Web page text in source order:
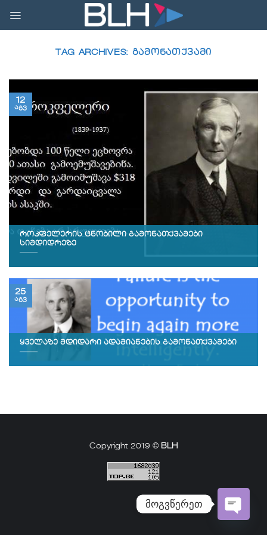
content
TAG ARCHIVES: ᲒᲐᲛᲝᲜᲐᲗᲥᲕᲐᲛᲘ
როკფელერის ცნობილი გამონათქვამები
სიმდიდრეზე
12
აგვ
ყველაზე მდიდარი ადამიანების გამონათქვამები
25
აგვ
Copyright 2019 © BLH
მოგვწერეთ